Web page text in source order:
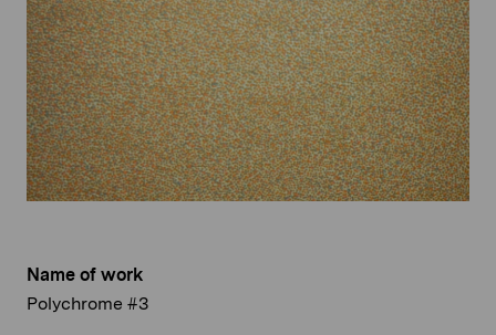
Name of work
Polychrome #3